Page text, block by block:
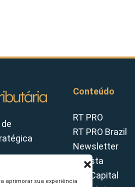
aprimorar sua experiência
Conteúdo
RT PRO
RT PRO Brazil
Newsletter
Revista
Tax Capital